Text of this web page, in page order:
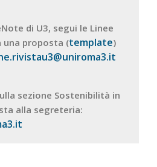
di U3, segui le Linee
una proposta (template)
sezione Sostenibilità in
alla segreteria: